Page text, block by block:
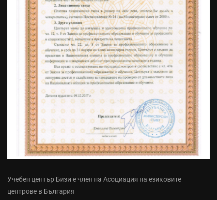
Учебен център Бизи е член на Асоциация на езиковите
центрове в България